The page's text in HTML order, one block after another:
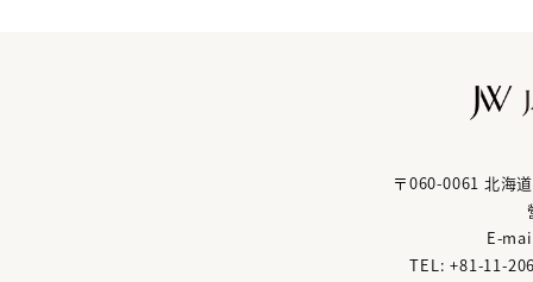
〒060-0061 北海
E-
TEL: +81-11-